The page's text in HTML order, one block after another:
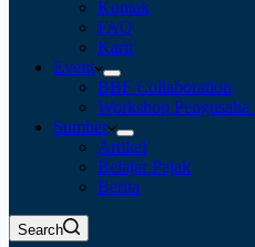
Kontak
FAQ
Karir
Event
BBF Collaboration
Workshop Pengusaha
Sumber
Artikel
Belajar Pajak
Berita
Search